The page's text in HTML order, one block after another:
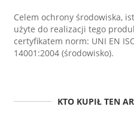
Celem ochrony środowiska,
użyte do realizacji tego
certyfikatem norm: UNI EN
14001:2004 (środowisko).
KTO KUPIŁ TEN